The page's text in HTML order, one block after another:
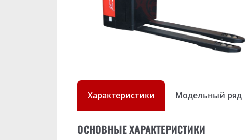
Характеристики Модельный ряд
ОСНОВНЫЕ ХАРАКТЕРИСТИКИ